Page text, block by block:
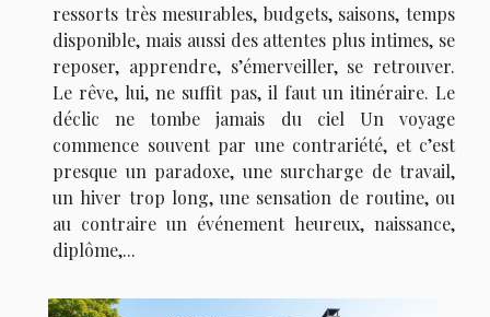
ressorts très mesurables, budgets, saisons, temps
disponible, mais aussi des attentes plus intimes, se
reposer, apprendre, s’émerveiller, se retrouver.
Le rêve, lui, ne suffit pas, il faut un itinéraire. Le
déclic ne tombe jamais du ciel Un voyage
commence souvent par une contrariété, et c’est
presque un paradoxe, une surcharge de travail,
un hiver trop long, une sensation de routine, ou
au contraire un événement heureux, naissance,
diplôme,...